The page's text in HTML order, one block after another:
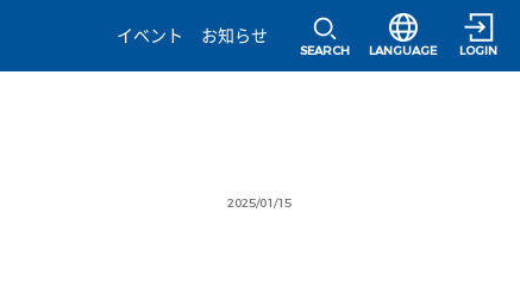
イベント
お知らせ
SEARCH
選択すると言語
LANGUAGE LOGIN
2025/01/15